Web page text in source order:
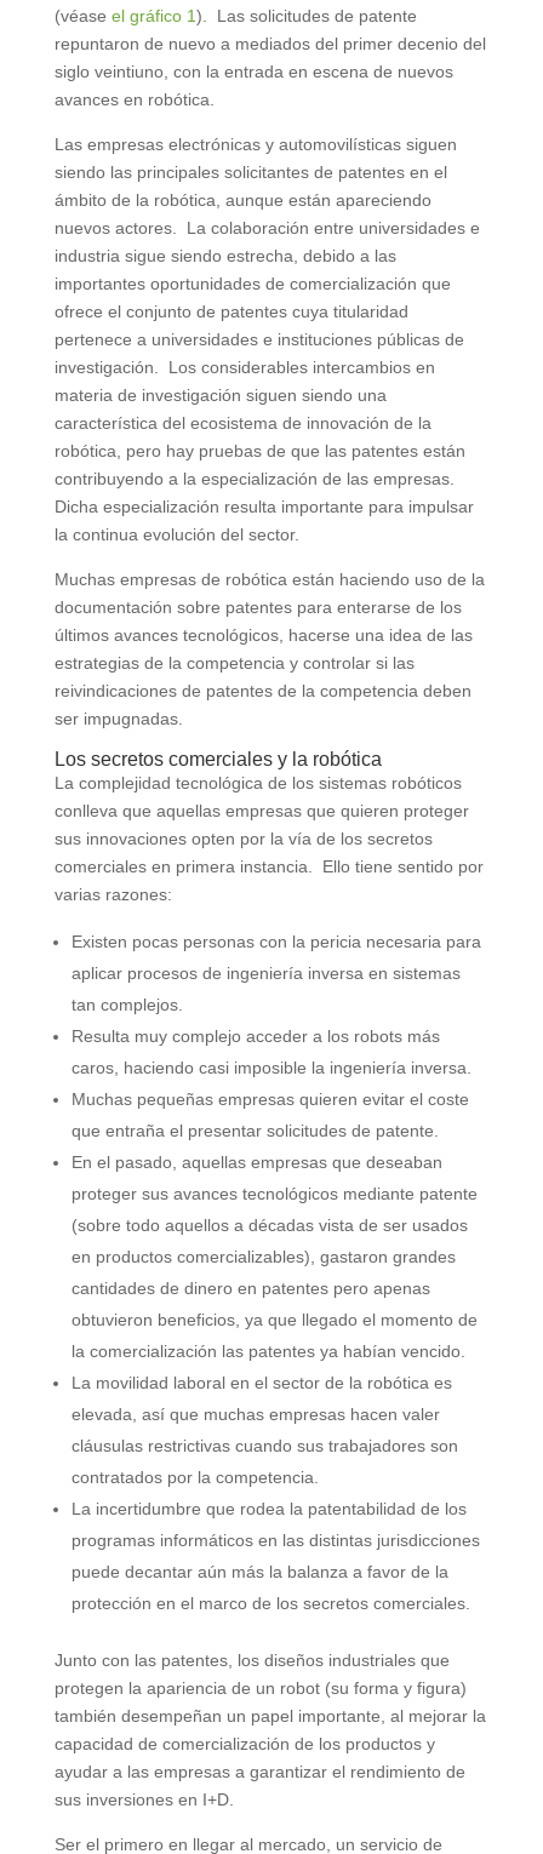
(véase el gráfico 1). Las solicitudes de patente
repuntaron de nuevo a mediados del primer decenio del
siglo veintiuno, con la entrada en escena de nuevos
avances en robótica.
Las empresas electrónicas y automovilísticas siguen
siendo las principales solicitantes de patentes en el
ámbito de la robótica, aunque están apareciendo
nuevos actores. La colaboración entre universidades e
industria sigue siendo estrecha, debido a las
importantes oportunidades de comercialización que
ofrece el conjunto de patentes cuya titularidad
pertenece a universidades e instituciones públicas de
investigación. Los considerables intercambios en
materia de investigación siguen siendo una
característica del ecosistema de innovación de la
robótica, pero hay pruebas de que las patentes están
contribuyendo a la especialización de las empresas.
Dicha especialización resulta importante para impulsar
la continua evolución del sector.
Muchas empresas de robótica están haciendo uso de la
documentación sobre patentes para enterarse de los
últimos avances tecnológicos, hacerse una idea de las
estrategias de la competencia y controlar si las
reivindicaciones de patentes de la competencia deben
ser impugnadas.
Los secretos comerciales y la robótica
La complejidad tecnológica de los sistemas robóticos
conlleva que aquellas empresas que quieren proteger
sus innovaciones opten por la vía de los secretos
comerciales en primera instancia. Ello tiene sentido por
varias razones:
Existen pocas personas con la pericia necesaria para
aplicar procesos de ingeniería inversa en sistemas
tan complejos.
Resulta muy complejo acceder a los robots más
caros, haciendo casi imposible la ingeniería inversa.
Muchas pequeñas empresas quieren evitar el coste
que entraña el presentar solicitudes de patente.
En el pasado, aquellas empresas que deseaban
proteger sus avances tecnológicos mediante patente
(sobre todo aquellos a décadas vista de ser usados
en productos comercializables), gastaron grandes
cantidades de dinero en patentes pero apenas
obtuvieron beneficios, ya que llegado el momento de
la comercialización las patentes ya habían vencido.
La movilidad laboral en el sector de la robótica es
elevada, así que muchas empresas hacen valer
cláusulas restrictivas cuando sus trabajadores son
contratados por la competencia.
La incertidumbre que rodea la patentabilidad de los
programas informáticos en las distintas jurisdicciones
puede decantar aún más la balanza a favor de la
protección en el marco de los secretos comerciales.
Junto con las patentes, los diseños industriales que
protegen la apariencia de un robot (su forma y figura)
también desempeñan un papel importante, al mejorar la
capacidad de comercialización de los productos y
ayudar a las empresas a garantizar el rendimiento de
sus inversiones en I+D.
Ser el primero en llegar al mercado, un servicio de